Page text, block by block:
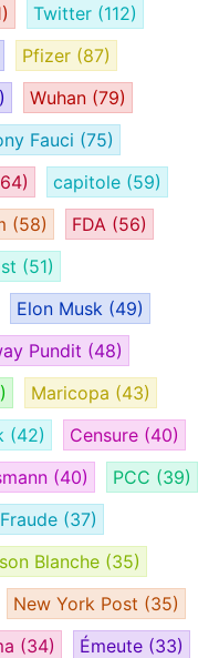
Twitter (112)
Pfizer (87)
Wuhan (79)
Fauci (75)
capitole (59)
(58) FDA (56)
(51)
Elon Musk (49)
Pundit (48)
Maricopa (43)
(42) Censure (40)
(40) PCC (39)
Fraude (37)
Blanche (35)
New York Post (35)
(34) Émeute (33)